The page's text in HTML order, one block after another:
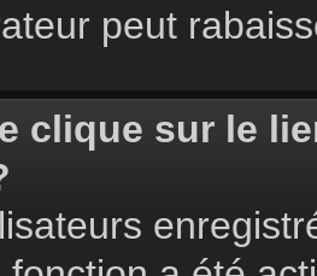
peut
clique sur le